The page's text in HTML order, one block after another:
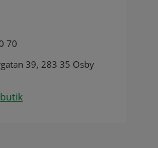
70
39, 283 35 Osby